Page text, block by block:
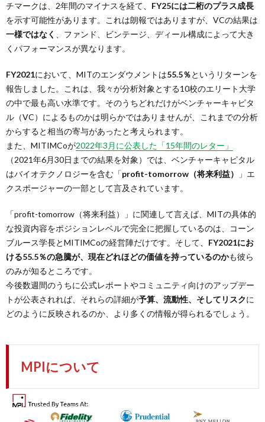
チマークは、2年間のマイナスを経て、 FY25には二桁のプラス成長
を示す可能性があります。これは朗報ではありますが、VCの結果は
一様ではなく
、ファンド、ビンテージ、ディール構成によって大き
くパフォーマンスが異なります。
FY2021において、MITのエンダウメントは55.5％というリターンを
報告しました。これは、我々が分析対象とする10校のエリート大学
の中で最も高い水準です。そのうちどれだけがベンチャーキャピタ
ル（VC）によるものかは明らかではありませんが、これまでの分析
からすると相当の寄与があったと考えられます。
また、MITIMCoが2022年3月に公表した「15年間のレター」
（2021年6月30日までの結果を対象）では、ベンチャーキャピタル
はバイオテクノロジーを含む「profit-tomorrow（将来利益）
」エ
クスポージャーの一部として言及されています。
「profit-tomorrow（将来利益）」に関連して言えば、MITの具体的
な投資内容をポジションレベルで完全に把握しているのは、コーン
ブルース学長とMITIMCoの経営陣だけです。そして、 FY2021にお
ける55.5％の急騰が、現在どれほどの価値を持っているのかも彼ら
のみが知るところです。
今後数週間のうちに公式レポートやコミュニティ向けのアップデー
トが公表されれば、それらの詳細が予算、流動性、そしてリスクに
どのように反映されるのか、より多くの情報が得られるでしょう。
MPIについて